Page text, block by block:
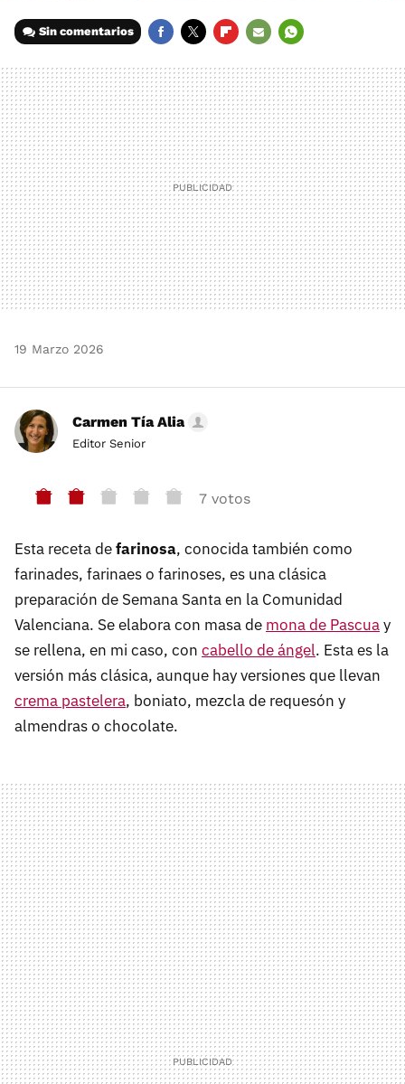
Sin comentarios
MAIL
19 Marzo 2026
Carmen Tía Alia
Editor Senior
7 votos
Esta receta defarinosa, conocida también como
farinades, farinaes o farinoses, es una clásica
preparación de Semana Santa en la Comunidad
Valenciana. Se elabora con masa de mona de Pascuay
se rellena, en mi caso, con cabello de ángel. Esta es la
versión más clásica, aunque hay versiones que llevan
crema pastelera, boniato, mezcla de requesón y
almendras o chocolate.